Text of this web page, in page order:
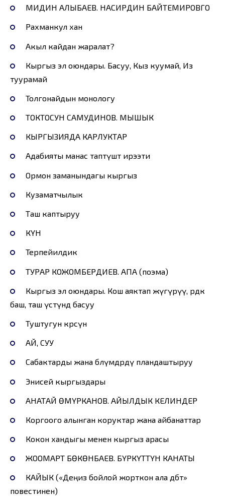
МИДИН АЛЫБАЕВ. НАСИРДИН БАЙТЕМИРОВГО
Рахманкул хан
Акыл кайдан жаралат?
Кыргыз эл оюндары. Басуу, Кыз куумай, Из
туурамай
Толгонайдын монологу
ТОКТОСУН САМУДИНОВ. МЫШЫК
КЫРГЫЗИЯДА КАРЛУКТАР
Адабияты манас таптүштөө ирээти
Ормон заманындагы кыргыз
Кузаматчылык
Таш каптыруу
КҮН
Терөпейилдик
ТУРАР КОЖОМБЕРДИЕВ. АПА (поэма)
Кыргыз эл оюндары. Кош аяктап жүгүрүү, өрдөк
баш, таш үстүндө басуу
Туштугун көрсүн
АЙ, СУУ
Сабактарды жана бөлүмдөрдү пландаштыруу
Энисей кыргыздары
АНАТАЙ ӨМҮРКАНОВ. АЙЫЛДЫК КЕЛИНДЕР
Коргоого алынган коруктар жана айбанаттар
Кокон хандыгы менен кыргыз арасы
ЖООМАРТ БӨКӨНБАЕВ. БҮРКҮТТҮН КАНАТЫ
КАЙЫК («Деңиз бойлой жорткон ала дөбөт»
повестинен)